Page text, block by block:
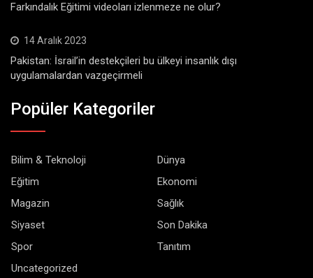
Farkındalık Eğitimi videoları izlenmeze ne olur?
14 Aralık 2023
Pakistan: İsrail’in destekçileri bu ülkeyi insanlık dışı
uygulamalardan vazgeçirmeli
Popüler Kategoriler
Bilim & Teknoloji
Dünya
Eğitim
Ekonomi
Magazin
Sağlık
Siyaset
Son Dakika
Spor
Tanıtım
Uncategorized